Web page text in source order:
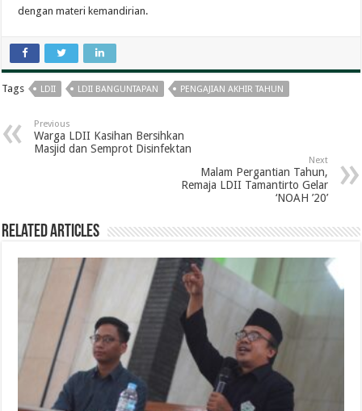
dengan materi kemandirian.
Tags LDII LDII BANGUNTAPAN PENGAJIAN AKHIR TAHUN
Previous
Warga LDII Kasihan Bersihkan
Masjid dan Semprot Disinfektan
Next
Malam Pergantian Tahun,
Remaja LDII Tamantirto Gelar
‘NOAH ’20’
Related Articles